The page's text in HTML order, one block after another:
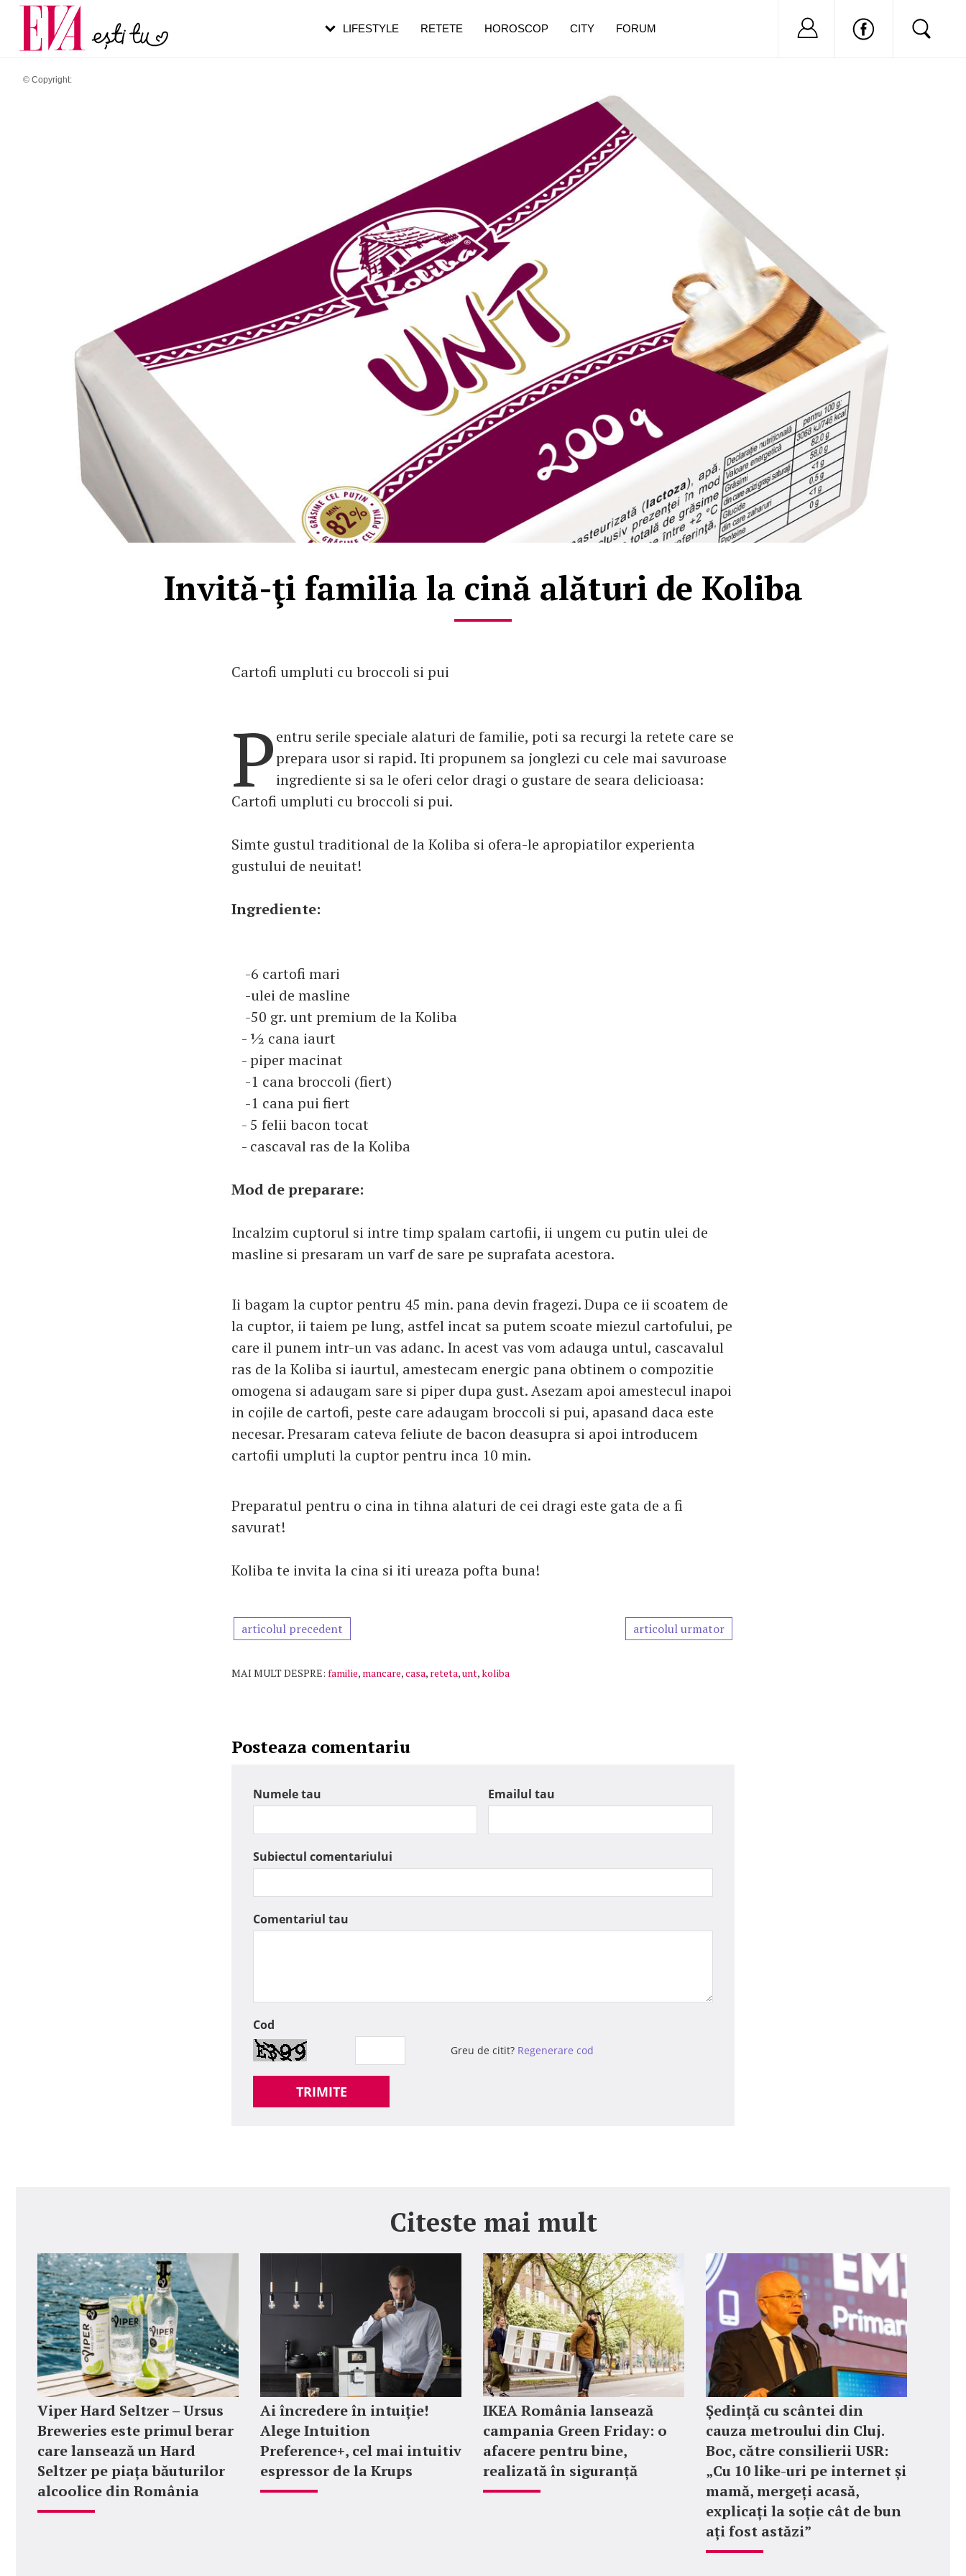
© Copyright:
Invită-ţi familia la cină alături de Koliba
Cartofi umpluti cu broccoli si pui
Pentru serile speciale alaturi de familie, poti sa recurgi la retete care se
prepara usor si rapid. Iti propunem sa jonglezi cu cele mai savuroase
ingrediente si sa le oferi celor dragi o gustare de seara delicioasa:
Cartofi umpluti cu broccoli si pui.
Simte gustul traditional de la Koliba si ofera-le apropiatilor experienta
gustului de neuitat!
Ingrediente:
-6 cartofi mari
-ulei de masline
-50 gr. unt premium de la Koliba
- ½ cana iaurt
- piper macinat
-1 cana broccoli (fiert)
-1 cana pui fiert
- 5 felii bacon tocat
- cascaval ras de la Koliba
Mod de preparare:
Incalzim cuptorul si intre timp spalam cartofii, ii ungem cu putin ulei de
masline si presaram un varf de sare pe suprafata acestora.
Ii bagam la cuptor pentru 45 min. pana devin fragezi. Dupa ce ii scoatem de
la cuptor, ii taiem pe lung, astfel incat sa putem scoate miezul cartofului, pe
care il punem intr-un vas adanc. In acest vas vom adauga untul, cascavalul
ras de la Koliba si iaurtul, amestecam energic pana obtinem o compozitie
omogena si adaugam sare si piper dupa gust. Asezam apoi amestecul inapoi
in cojile de cartofi, peste care adaugam broccoli si pui, apasand daca este
necesar. Presaram cateva feliute de bacon deasupra si apoi introducem
cartofii umpluti la cuptor pentru inca 10 min.
Preparatul pentru o cina in tihna alaturi de cei dragi este gata de a fi
savurat!
Koliba te invita la cina si iti ureaza pofta buna!
articolul precedent articolul urmator
MAI MULT DESPRE: familie, mancare,casa, reteta,unt,koliba
Posteaza comentariu
Numele tau Emailul tau
Subiectul comentariului
Comentariul tau
Cod
Greu de citit? Regenerare cod
TRIMITE
Citeste mai mult
Viper Hard Seltzer – Ursus
Breweries este primul berar
care lansează un Hard
Seltzer pe piața băuturilor
alcoolice din România
Ai încredere în intuiție!
Alege Intuition
Preference+, cel mai intuitiv
espressor de la Krups
IKEA România lansează
campania Green Friday: o
afacere pentru bine,
realizată în siguranță
Ședință cu scântei din
cauza metroului din Cluj.
Boc, către consilierii USR:
„Cu 10 like-uri pe internet și
mamă, mergeți acasă,
explicați la soție cât de bun
ați fost astăzi”
LIFESTYLE RETETE HOROSCOP CITY FORUM Nu ai cont?
Carieră
Actualitate
pe măsură ce înaintezi în vârstă